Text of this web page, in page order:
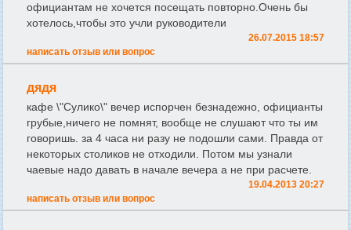
официантам не хочется посещать повторно.Очень бы
хотелось,чтобы это учли руководители
26.07.2015 18:57
написать отзыв или вопрос
дядя
кафе \"Сулико\" вечер испорчен безнадежно, официанты
грубые,ничего не помнят, вообще не слушают что ты им
говоришь. за 4 часа ни разу не подошли сами. Правда от
некоторых столиков не отходили. Потом мы узнали
чаевые надо давать в начале вечера а не при расчете.
19.04.2013 20:27
написать отзыв или вопрос